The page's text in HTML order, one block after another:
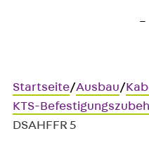
Startseite/Ausbau/
KTS-
DSAHFFR 5